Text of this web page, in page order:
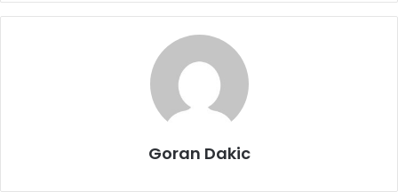
Goran Dakic